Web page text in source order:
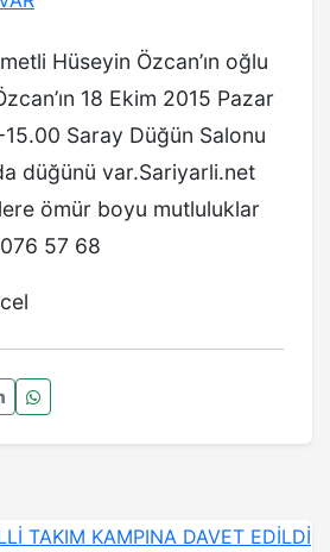
Hüseyin Özcan’ın oğlu
18 Ekim 2015 Pazar
Saray Düğün Salonu
düğünü var.Sariyarli.net
ömür boyu mutluluklar
57 68